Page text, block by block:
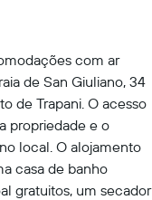
com ar
de San Giuliano, 34
de Trapani. O acesso
propriedade e o
local. O alojamento
casa de banho
gratuitos, um secador